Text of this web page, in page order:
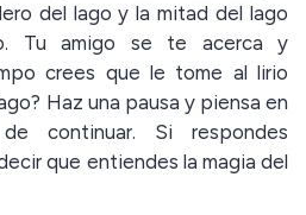
del lago y la mitad del lago
Tu amigo se te acerca y
crees que le tome al lirio
Haz una pausa y piensa en
continuar. Si respondes
que entiendes la magia del